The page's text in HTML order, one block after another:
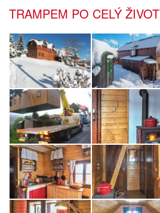
TRAMPEM PO CELÝ ŽIVOT